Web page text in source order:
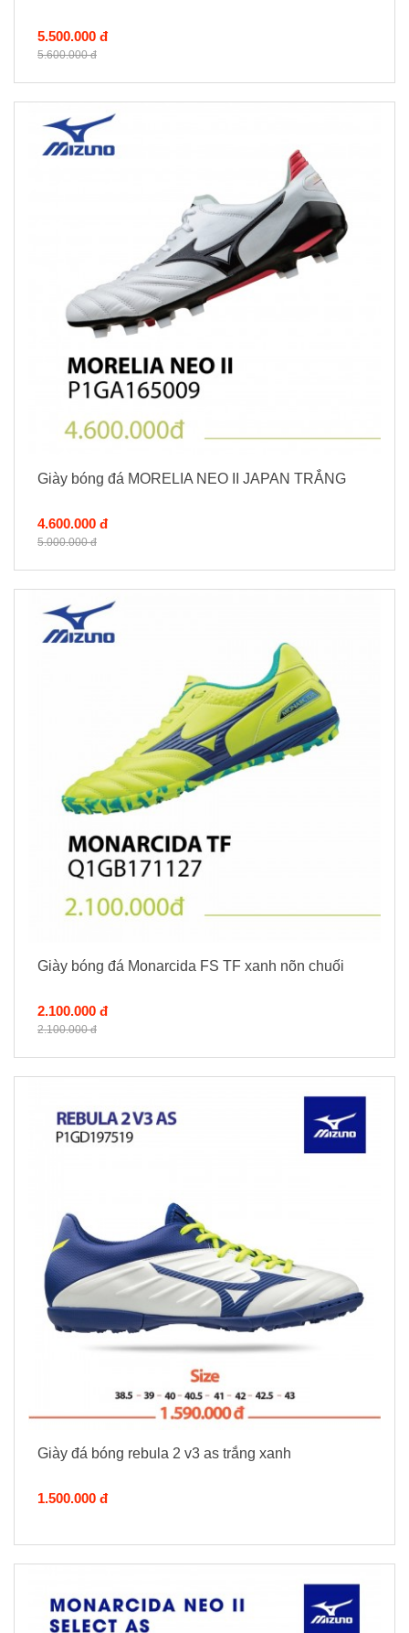
5.500.000 đ
5.600.000 đ
Giày bóng đá MORELIA NEO II JAPAN TRẮNG
4.600.000 đ
5.000.000 đ
Giày bóng đá Monarcida FS TF xanh nõn chuối
2.100.000 đ
2.100.000 đ
Giày đá bóng rebula 2 v3 as trắng xanh
1.500.000 đ